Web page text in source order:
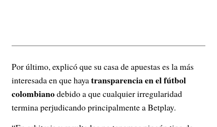
Por último, explicó que su casa de apuestas es la más
interesada en que hayatransparencia en el fútbol
colombianodebido a que cualquier irregularidad
termina perjudicando principalmente a Betplay.